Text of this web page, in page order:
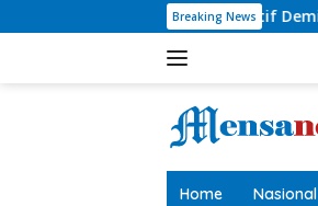
ke
Breaking News
Demi Kepentingan Masyarakat
Home Nasional